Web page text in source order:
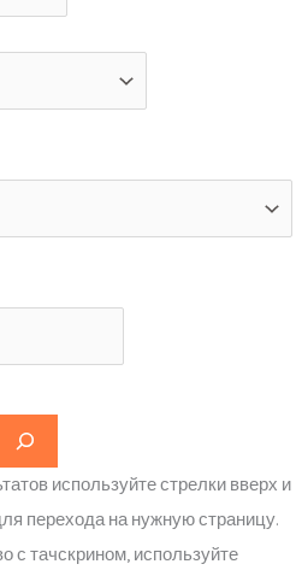
используйте стрелки вверх и
перехода на нужную страницу.
с тачскрином, используйте